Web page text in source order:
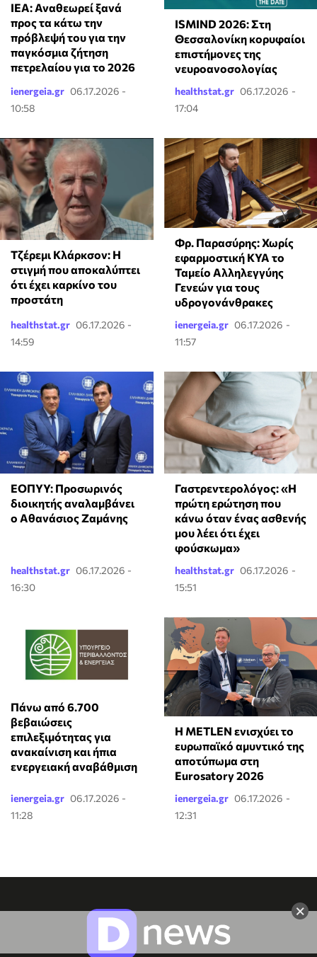
×
ΙΕΑ: Αναθεωρεί ξανά
προς τα κάτω την
πρόβλεψή του για την
παγκόσμια ζήτηση
πετρελαίου για το 2026
ienergeia.gr 06.17.2026 -
10:58
ISMIND 2026: Στη
Θεσσαλονίκη κορυφαίοι
επιστήμονες της
νευροανοσολογίας
healthstat.gr 06.17.2026 -
17:04
Τζέρεμι Κλάρκσον: Η
στιγμή που αποκαλύπτει
ότι έχει καρκίνο του
προστάτη
healthstat.gr 06.17.2026 -
14:59
Φρ. Παρασύρης: Χωρίς
εφαρμοστική ΚΥΑ το
Ταμείο Αλληλεγγύης
Γενεών για τους
υδρογονάνθρακες
ienergeia.gr 06.17.2026 -
11:57
ΕΟΠΥΥ: Προσωρινός
διοικητής αναλαμβάνει
ο Αθανάσιος Ζαμάνης
healthstat.gr 06.17.2026 -
16:30
Γαστρεντερολόγος: «Η
πρώτη ερώτηση που
κάνω όταν ένας ασθενής
μου λέει ότι έχει
φούσκωμα»
healthstat.gr 06.17.2026 -
15:51
Πάνω από 6.700
βεβαιώσεις
επιλεξιμότητας για
ανακαίνιση και ήπια
ενεργειακή αναβάθμιση
ienergeia.gr 06.17.2026 -
11:28
Η METLEN ενισχύει το
ευρωπαϊκό αμυντικό της
αποτύπωμα στη
Eurosatory 2026
ienergeia.gr 06.17.2026 -
12:31